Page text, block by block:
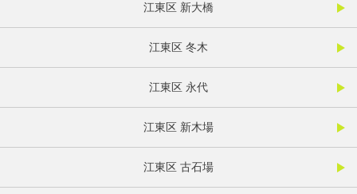
江東区 新大橋
江東区 冬木
江東区 永代
江東区 新木場
江東区 古石場